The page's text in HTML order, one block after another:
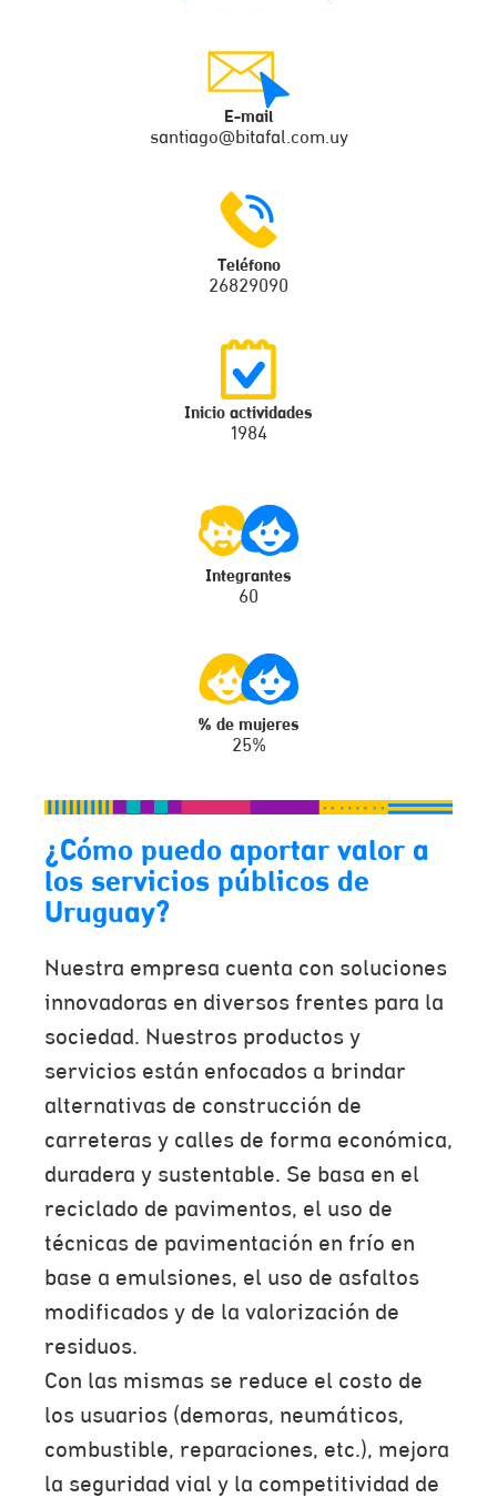
E-mail
santiago@bitafal.com.uy
Teléfono
26829090
Inicio actividades
1984
Integrantes
60
% de mujeres
25%
¿Cómo puedo aportar valor a
los servicios públicos de
Uruguay?
Nuestra empresa cuenta con soluciones
innovadoras en diversos frentes para la
sociedad. Nuestros productos y
servicios están enfocados a brindar
alternativas de construcción de
carreteras y calles de forma económica,
duradera y sustentable. Se basa en el
reciclado de pavimentos, el uso de
técnicas de pavimentación en frío en
base a emulsiones, el uso de asfaltos
modificados y de la valorización de
residuos.
Con las mismas se reduce el costo de
los usuarios (demoras, neumáticos,
combustible, reparaciones, etc.), mejora
la seguridad vial y la competitividad de